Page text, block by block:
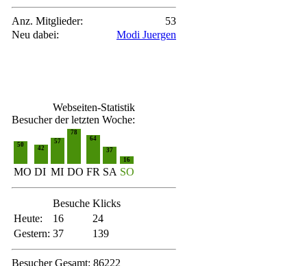
Anz. Mitglieder:
53
Neu dabei:
Modi Juergen
Webseiten-Statistik
Besucher der letzten Woche:
50 42
57
78
64
37
16
MO DI MI DO FR SA SO
Besuche Klicks
Heute:
16
24
Gestern: 37 139
Besucher Gesamt: 86222